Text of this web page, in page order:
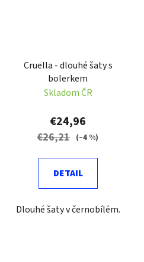
Cruella - dlouhé šaty s
bolerkem
Skladom ČR
€24,96
€26,21 (–4 %)
DETAIL
Dlouhé šaty v černobílém.